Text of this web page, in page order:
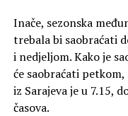
Inače, sezonska
trebala bi saobraćati
i nedjeljom. Kako je
će saobraćati
iz Sarajeva je u 7.15,
časova.